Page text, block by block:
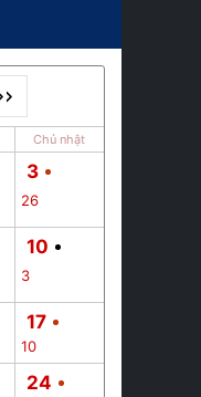
Chủ nhật
3
26
10
3
17
10
24